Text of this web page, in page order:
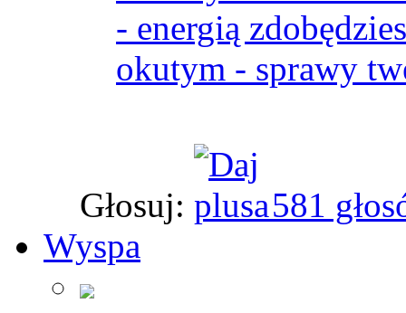
- energią
okutym - sprawy
Głosuj:
581
Wyspa